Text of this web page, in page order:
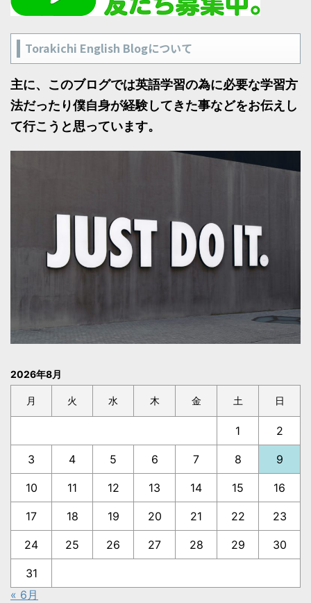
Torakichi English Blogについて
主に、このブログでは英語学習の為に必要な学習方
法だったり僕自身が経験してきた事などをお伝えし
て行こうと思っています。
2026年8月
月 火 水 木 金 土 日
1 2
3 4 5 6 7 8 9
10 11 12 13 14 15 16
17 18 19 20 21 22 23
24 25 26 27 28 29 30
31
« 6月